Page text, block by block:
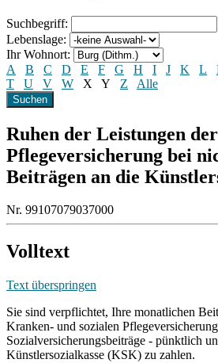
Suchbegriff:
Lebenslage:
Ihr Wohnort:
A
B C D E F G H I J K L
T
U V W X Y Z Alle
Ruhen der Leistungen
Pflegeversicherung bei
Beiträgen an die
Nr. 99107079037000
Volltext
Text überspringen
Sie sind verpflichtet, Ihre monatlichen
Kranken- und sozialen
Sozialversicherungsbeiträge - pünktlich
Künstlersozialkasse (KSK) zu zahlen.